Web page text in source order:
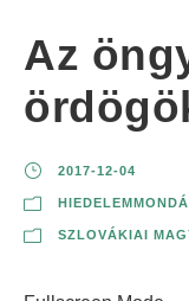
Az
2017-12-04
SZLOVÁKIAI